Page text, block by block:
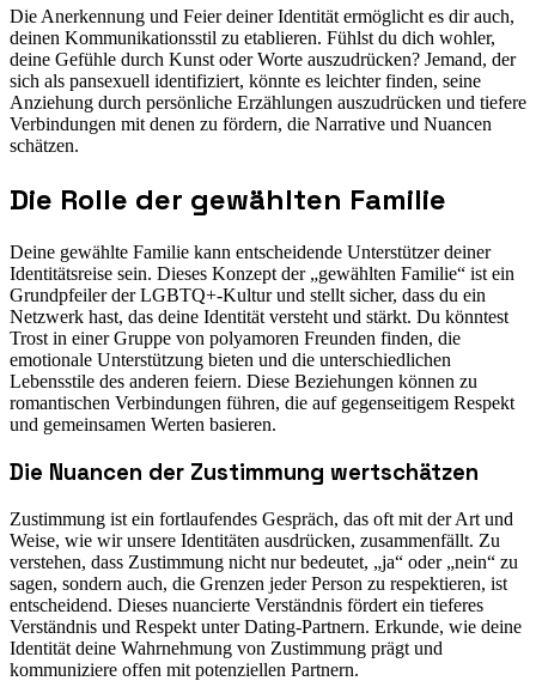
Die Anerkennung und Feier deiner Identität ermöglicht es dir auch,
deinen Kommunikationsstil zu etablieren. Fühlst du dich wohler,
deine Gefühle durch Kunst oder Worte auszudrücken? Jemand, der
sich als pansexuell identifiziert, könnte es leichter finden, seine
Anziehung durch persönliche Erzählungen auszudrücken und tiefere
Verbindungen mit denen zu fördern, die Narrative und Nuancen
schätzen.
Die Rolle der gewählten Familie
Deine gewählte Familie kann entscheidende Unterstützer deiner
Identitätsreise sein. Dieses Konzept der „gewählten Familie“ ist ein
Grundpfeiler der LGBTQ+-Kultur und stellt sicher, dass du ein
Netzwerk hast, das deine Identität versteht und stärkt. Du könntest
Trost in einer Gruppe von polyamoren Freunden finden, die
emotionale Unterstützung bieten und die unterschiedlichen
Lebensstile des anderen feiern. Diese Beziehungen können zu
romantischen Verbindungen führen, die auf gegenseitigem Respekt
und gemeinsamen Werten basieren.
Die Nuancen der Zustimmung wertschätzen
Zustimmung ist ein fortlaufendes Gespräch, das oft mit der Art und
Weise, wie wir unsere Identitäten ausdrücken, zusammenfällt. Zu
verstehen, dass Zustimmung nicht nur bedeutet, „ja“ oder „nein“ zu
sagen, sondern auch, die Grenzen jeder Person zu respektieren, ist
entscheidend. Dieses nuancierte Verständnis fördert ein tieferes
Verständnis und Respekt unter Dating-Partnern. Erkunde, wie deine
Identität deine Wahrnehmung von Zustimmung prägt und
kommuniziere offen mit potenziellen Partnern.